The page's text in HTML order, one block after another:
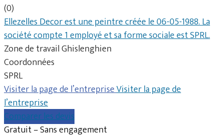
(0)
Ellezelles Decor est une peintre créée le 06-05-1988. La
société compte 1 employé et sa forme sociale est SPRL.
Zone de travail Ghislenghien
Coordonnées
SPRL
Visiter la page de l’entrepriseVisiter la page de
l’entreprise
Comparer les devis
Gratuit – Sans engagement